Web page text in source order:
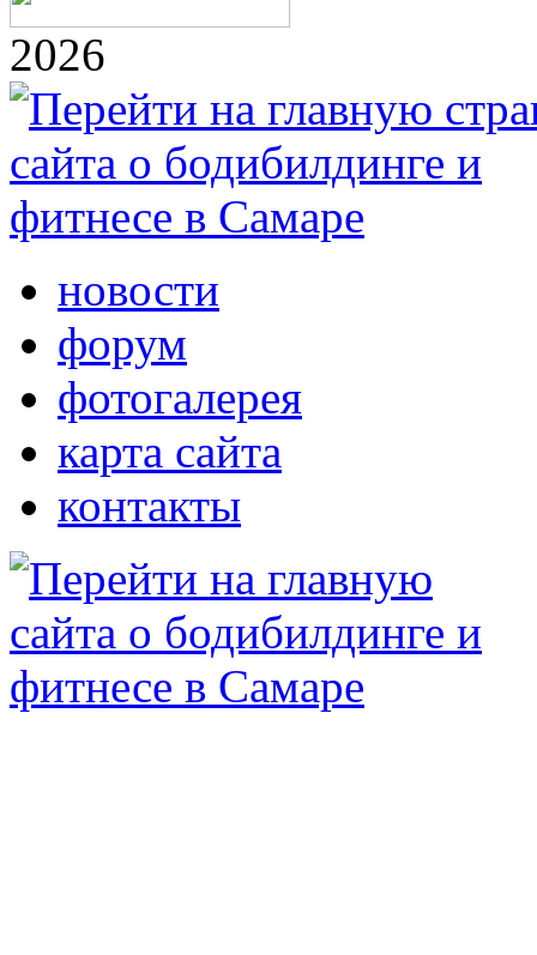
2026
новости
форум
фотогалерея
карта сайта
контакты